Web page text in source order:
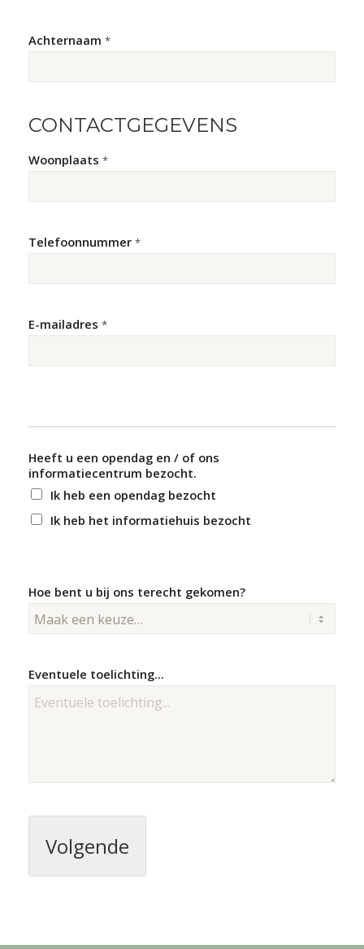
Achternaam *
CONTACTGEGEVENS
Woonplaats *
Telefoonnummer *
E-mailadres *
Heeft u een opendag en / of ons
informatiecentrum bezocht.
Ik heb een opendag bezocht
Ik heb het informatiehuis bezocht
Hoe bent u bij ons terecht gekomen?
Eventuele toelichting...
Volgende